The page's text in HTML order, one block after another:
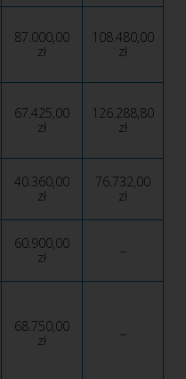
87.000,00
zł
108.480,00
zł
67.425,00
zł
126.288,80
zł
40.360,00
zł
76.732,00
zł
60.900,00
zł
–
68.750,00
zł
–